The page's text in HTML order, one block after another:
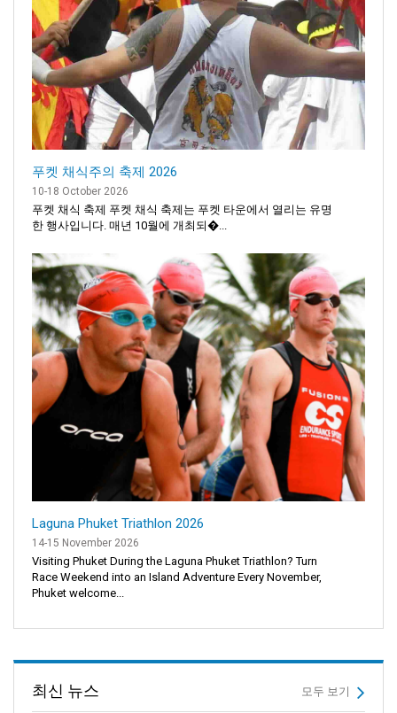
푸켓 채식주의 축제 2026
10-18 October 2026
푸켓 채식 축제 푸켓 채식 축제는 푸켓 타운에서 열리는 유명
한 행사입니다. 매년 10월에 개최되�...
Laguna Phuket Triathlon 2026
14-15 November 2026
Visiting Phuket During the Laguna Phuket Triathlon? Turn
Race Weekend into an Island Adventure Every November,
Phuket welcome...
최신 뉴스 모두 보기